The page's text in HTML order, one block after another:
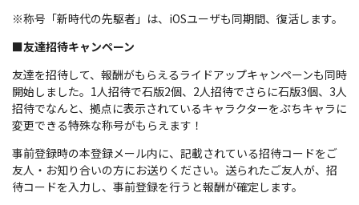
※称号「新時代の先駆者」は、iOSユーザも同期間、復活します。
■友達招待キャンペーン
友達を招待して、報酬がもらえるライドアップキャンペーンも同時
開始しました。1人招待で石版2個、2人招待でさらに石版3個、3人
招待でなんと、拠点に表示されているキャラクターをぷちキャラに
変更できる特殊な称号がもらえます！
事前登録時の本登録メール内に、記載されている招待コードをご
友人・お知り合いの方にお送りください。送られたご友人が、招
待コードを入力し、事前登録を行うと報酬が確定します。